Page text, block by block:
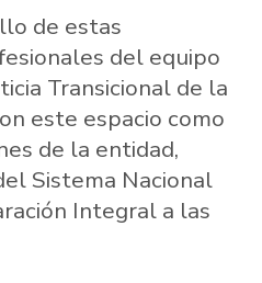
de estas
del equipo
Transicional de la
este espacio como
de la entidad,
Sistema Nacional
Integral a las